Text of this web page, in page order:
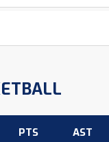
PTS AST